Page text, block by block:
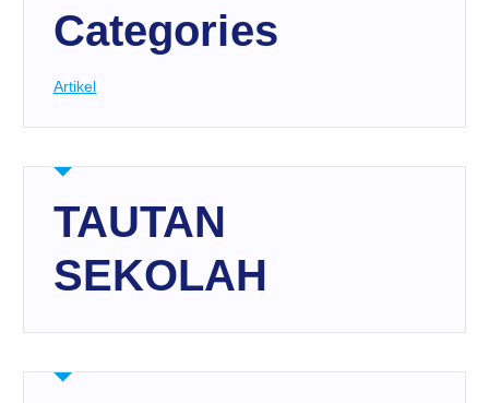
Categories
Artikel
TAUTAN
SEKOLAH